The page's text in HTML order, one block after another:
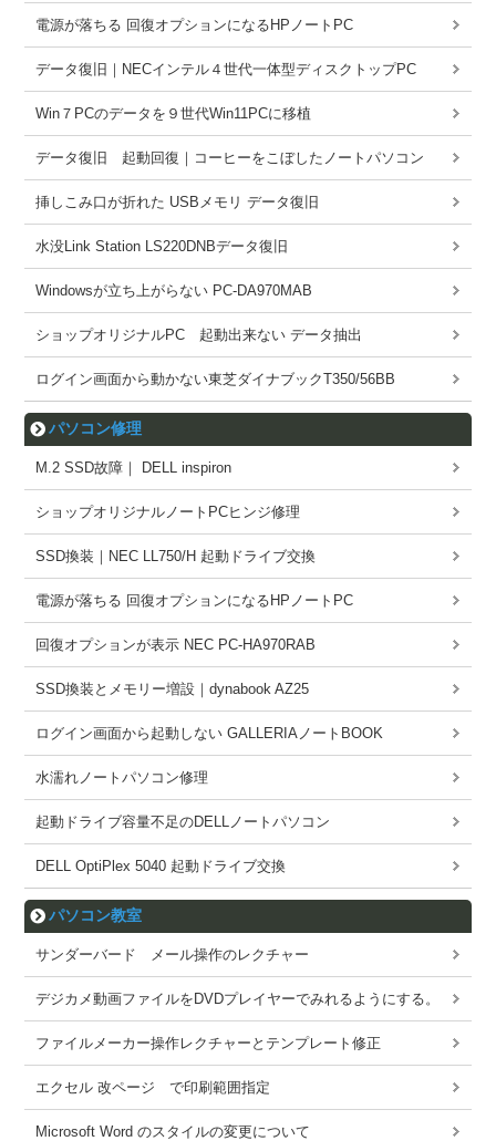
電源が落ちる 回復オプションになるHPノートPC
データ復旧｜NECインテル４世代一体型ディスクトップPC
Win７PCのデータを９世代Win11PCに移植
データ復旧 起動回復｜コーヒーをこぼしたノートパソコン
挿しこみ口が折れた USBメモリ データ復旧
水没Link Station LS220DNBデータ復旧
Windowsが立ち上がらない PC-DA970MAB
ショップオリジナルPC 起動出来ない データ抽出
ログイン画面から動かない東芝ダイナブックT350/56BB
パソコン修理
M.2 SSD故障｜ DELL inspiron
ショップオリジナルノートPCヒンジ修理
SSD換装｜NEC LL750/H 起動ドライブ交換
電源が落ちる 回復オプションになるHPノートPC
回復オプションが表示 NEC PC-HA970RAB
SSD換装とメモリー増設｜dynabook AZ25
ログイン画面から起動しない GALLERIAノートBOOK
水濡れノートパソコン修理
起動ドライブ容量不足のDELLノートパソコン
DELL OptiPlex 5040 起動ドライブ交換
パソコン教室
サンダーバード メール操作のレクチャー
デジカメ動画ファイルをDVDプレイヤーでみれるようにする。
ファイルメーカー操作レクチャーとテンプレート修正
エクセル 改ページ で印刷範囲指定
Microsoft Word のスタイルの変更について